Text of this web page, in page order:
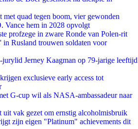
met quad tegen boom, vier gewonden
Vance hem in 2028 opvolgt
profzege in zware Ronde van Polen-rit
in Rusland trouwen soldaten voor
jurylid Jerney Kaagman op 79-jarige leeftijd
exclusieve early access tot
G-cup wil als NASA-ambassadeur naar
uit vak gezet om ernstig alcoholmisbruik
zijn eigen "Platinum" achievements dit